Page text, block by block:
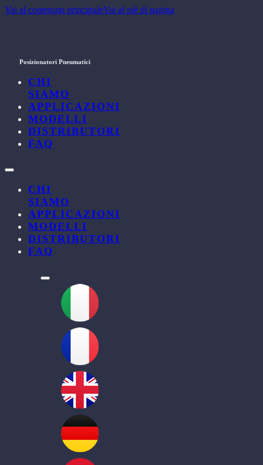
Vai al contenuto principaleVai al piè di pagina
Posizionatori Pneumatici
CHI
SIAMO
APPLICAZIONI
MODELLI
DISTRIBUTORI
FAQ
CHI
SIAMO
APPLICAZIONI
MODELLI
DISTRIBUTORI
FAQ